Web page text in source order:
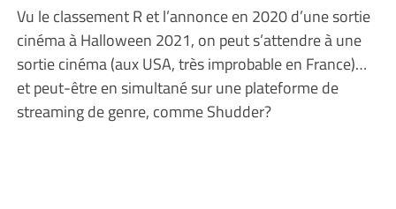
Vu le classement R et l’annonce en 2020 d’une sortie
cinéma à Halloween 2021, on peut s’attendre à une
sortie cinéma (aux USA, très improbable en France)…
et peut-être en simultané sur une plateforme de
streaming de genre, comme Shudder?